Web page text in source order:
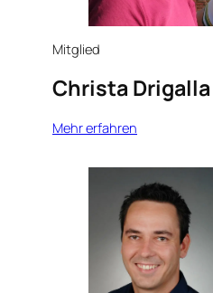
Mitglied
Christa Drigalla
Mehr erfahren